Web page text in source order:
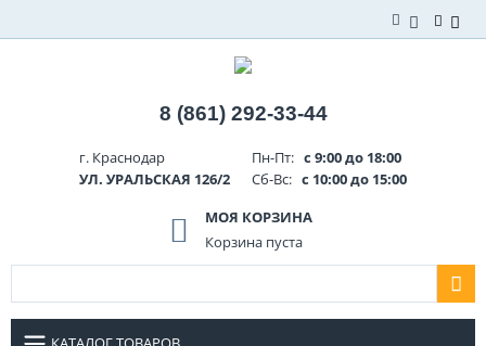
8 (861) 292-33-44
г. Краснодар
УЛ. УРАЛЬСКАЯ 126/2
Пн-Пт: с 9:00 до 18:00
Сб-Вс: с 10:00 до 15:00
МОЯ КОРЗИНА
Корзина пуста